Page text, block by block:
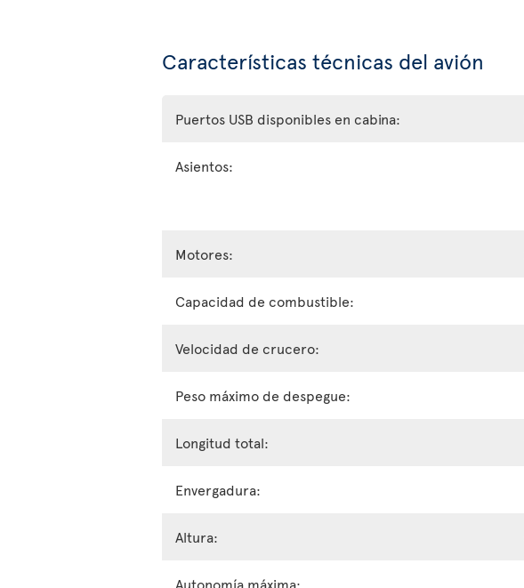
Características técnicas del avión
Puertos USB disponibles en cabina:
Asientos:
Motores:
Capacidad de combustible:
Velocidad de crucero:
Peso máximo de despegue:
Longitud total:
Envergadura:
Altura:
Autonomía máxima: